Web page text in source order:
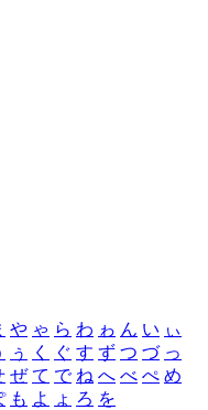
や ゃ ら わ ゎ ん い ぃ
ぅ く ぐ す ず つ づ っ
ぜ て で ね へ べ ぺ め
も よ ょ ろ を